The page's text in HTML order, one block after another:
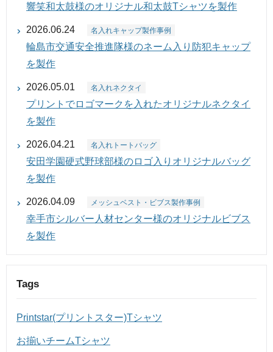
響笑和太鼓様のオリジナル和太鼓Tシャツを製作
2026.06.24 名入れキャップ製作事例
輪島市交通安全推進隊様のネーム入り防犯キャップ
を製作
2026.05.01 名入れネクタイ
プリントでロゴマークを入れたオリジナルネクタイ
を製作
2026.04.21 名入れトートバッグ
安田学園硬式野球部様のロゴ入りオリジナルバッグ
を製作
2026.04.09 メッシュベスト・ビブス製作事例
幸手市シルバー人材センター様のオリジナルビブス
を製作
Tags
Printstar(プリントスター)Tシャツ
お揃いチームTシャツ